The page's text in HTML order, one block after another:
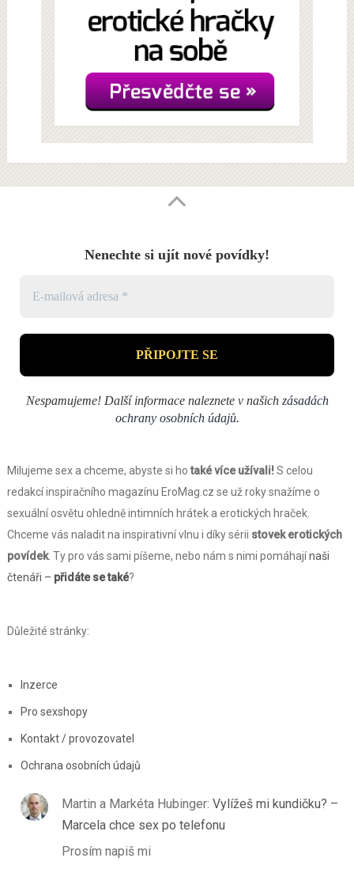
Nenechte si ujít nové povídky!
Nespamujeme! Další informace naleznete v našich zásadách
ochrany osobních údajů.
Milujeme sex a chceme, abyste si hotaké více užívali!S celou
redakcí inspiračního magazínu EroMag.cz se už roky snažíme o
sexuální osvětu ohledně intimních hrátek a erotických hraček.
Chceme vás naladit na inspirativní vlnu i díky sérii stovek erotických
povídek. Ty pro vás sami píšeme, nebo nám s nimi pomáhajínaši
čtenáři – přidáte se také?
Důležité stránky:
Inzerce
Pro sexshopy
Kontakt / provozovatel
Ochrana osobních údajů
Martin a Markéta Hubinger: Vylížeš mi kundičku? –
Marcela chce sex po telefonu
Prosím napiš mi